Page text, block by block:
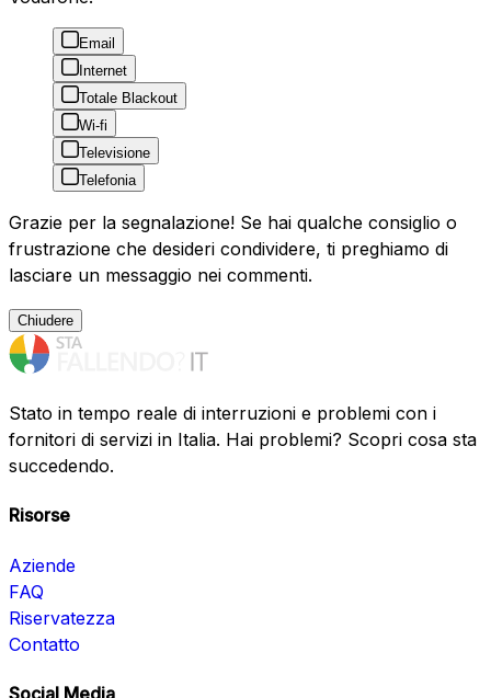
Email
Internet
Totale Blackout
Wi-fi
Televisione
Telefonia
Grazie per la segnalazione! Se hai qualche consiglio o
frustrazione che desideri condividere, ti preghiamo di
lasciare un messaggio nei commenti.
Chiudere
Stato in tempo reale di interruzioni e problemi con i
fornitori di servizi in Italia. Hai problemi? Scopri cosa sta
succedendo.
Risorse
Aziende
FAQ
Riservatezza
Contatto
Social Media